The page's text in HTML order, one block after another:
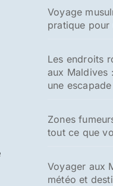
Voyage
pratique pour
Les endroits
aux Maldives
une
Zones
tout ce que
Voyager aux
météo et